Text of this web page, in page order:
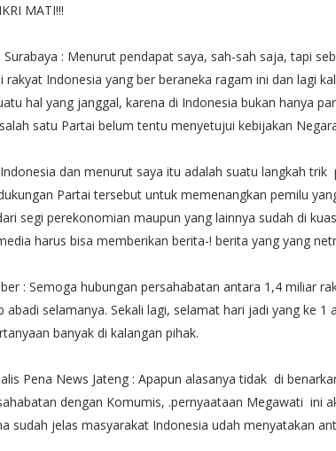
MATI!!!
Surabaya : Menurut pendapat saya, sah-sah saja, tapi
rakyat Indonesia yang ber beraneka ragam ini dan lagi
hal yang janggal, karena di Indonesia bukan hanya
satu Partai belum tentu menyetujui kebijakan
dan menurut saya itu adalah suatu langkah
Partai tersebut untuk memenangkan pemilu
segi perekonomian maupun yang lainnya sudah di
harus bisa memberikan berita-! berita yang yang
: Semoga hubungan persahabatan antara 1,4 miliar
selamanya. Sekali lagi, selamat hari jadi yang ke 1
banyak di kalangan pihak.
Pena News Jateng : Apapun alasanya tidak di
dengan Komumis, .pernyaataan Megawati ini
sudah jelas masyarakat Indonesia udah menyatakan